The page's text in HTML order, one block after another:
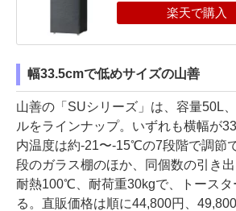
幅33.5cmで低めサイズの山善
山善の「SUシリーズ」は、容量50L
ルをラインナップ。いずれも横幅が
内温度は約-21〜-15℃の7段階で調節
段のガラス棚のほか、同個数の引き
耐熱100℃、耐荷重30kgで、トースタ
る。直販価格は順に44,800円、